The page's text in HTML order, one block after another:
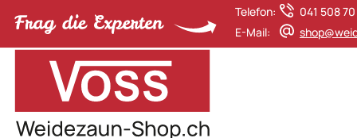
Telefon:
041 508
E-Mail: